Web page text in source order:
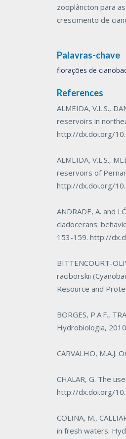
zooplâncton para
crescimento de
Palavras-chave
florações de
References
ALMEIDA, V.L.S.,
reservoirs in
http://dx.doi.org/
ALMEIDA, V.L.S.,
reservoirs of
http://dx.doi.org/
ANDRADE, A. and
cladocerans:
153-159.http://
BITTENCOURT-
raciborskii
Resource and
BORGES, P.A.F.,
Hydrobiologia,
CARVALHO, M.A.J.
CHALAR, G. The
http://dx.doi.org/
COLINA, M.,
in fresh waters.